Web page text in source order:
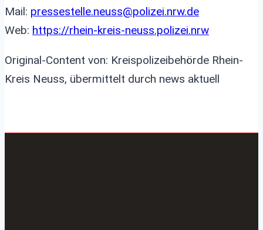
Mail: pressestelle.neuss@polizei.nrw.de
Web: https://rhein-kreis-neuss.polizei.nrw
Original-Content von: Kreispolizeibehörde Rhein-
Kreis Neuss, übermittelt durch news aktuell